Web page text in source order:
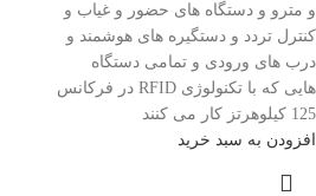
و مترو و دستگاه های حضور و غیاب و
کنترل تردد و دستگیره های هوشمند و
درب های ورودی و تمامی دستگاه
هایی که با تکنولوژی RFID در فرکانس
125 کیلوهرتز کار می کنند
افزودن به سبد خرید